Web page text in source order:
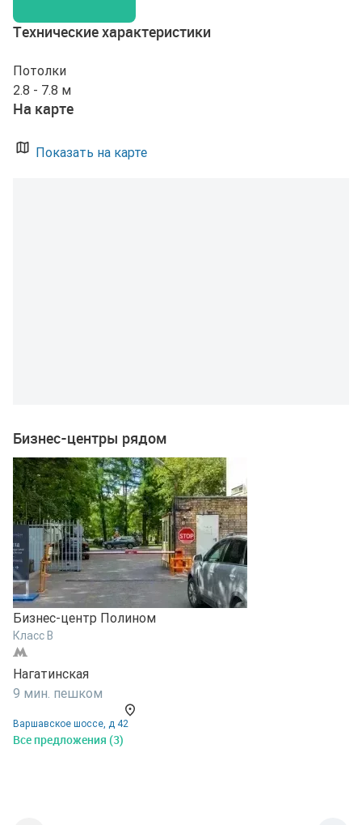
Технические характеристики
Потолки
2.8 - 7.8 м
На карте
Показать на карте
Бизнес-центры рядом
Бизнес-центр Полином
Класс B
Нагатинская
9 мин. пешком
Варшавское шоссе, д 42
Все предложения (3)